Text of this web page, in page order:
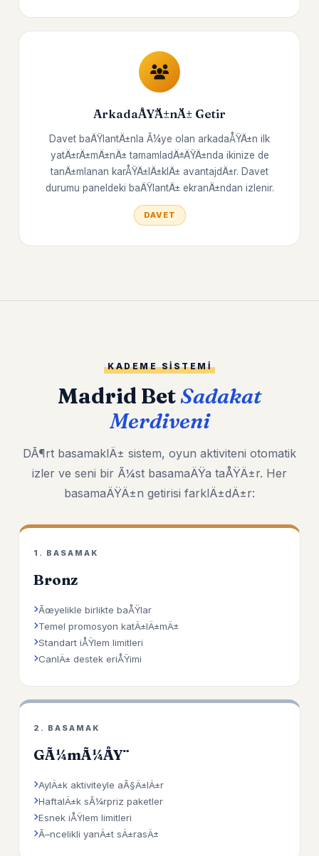
ArkadaÅŸÄ±nÄ± Getir
Davet baÄŸlantÄ±nla Ã¼ye olan arkadaÅŸÄ±n ilk
yatÄ±rÄ±mÄ±nÄ± tamamladÄ±ÄŸÄ±nda ikinize de
tanÄ±mlanan karÅŸÄ±lÄ±klÄ± avantajdÄ±r. Davet
durumu paneldeki baÄŸlantÄ± ekranÄ±ndan izlenir.
DAVET
KADEME SISTEMI
Madrid BetSadakat
Merdiveni
DÃ¶rt basamaklÄ± sistem, oyun aktiviteni otomatik
izler ve seni bir Ã¼st basamaÄŸa taÅŸÄ±r. Her
basamaÄŸÄ±n getirisi farklÄ±dÄ±r:
1. BASAMAK
Bronz
Ãœyelikle birlikte baÅŸlar
Temel promosyon katÄ±lÄ±mÄ±
Standart iÅŸlem limitleri
CanlÄ± destek eriÅŸimi
2. BASAMAK
GÃ¼mÃ¼ÅŸ
AylÄ±k aktiviteyle aÃ§Ä±lÄ±r
HaftalÄ±k sÃ¼rpriz paketler
Esnek iÅŸlem limitleri
Ã–ncelikli yanÄ±t sÄ±rasÄ±